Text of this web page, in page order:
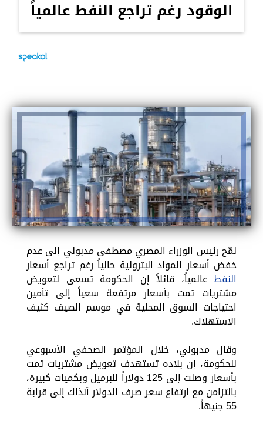
الوقود رغم تراجع النفط عالمياً
لمّح رئيس الوزراء المصري مصطفى مدبولي إلى عدم
خفض أسعار المواد البترولية حالياً رغم تراجع أسعار
النفط عالمياً، قائلاً إن الحكومة تسعى لتعويض
مشتريات تمت بأسعار مرتفعة سعياً إلى تأمين
احتياجات السوق المحلية في موسم الصيف كثيف
الاستهلاك.
وقال مدبولي، خلال المؤتمر الصحفي الأسبوعي
للحكومة، إن بلاده تستهدف تعويض مشتريات تمت
بأسعار وصلت إلى 125 دولاراً للبرميل وبكميات كبيرة،
بالتزامن مع ارتفاع سعر صرف الدولار آنذاك إلى قرابة
55 جنيهاً.